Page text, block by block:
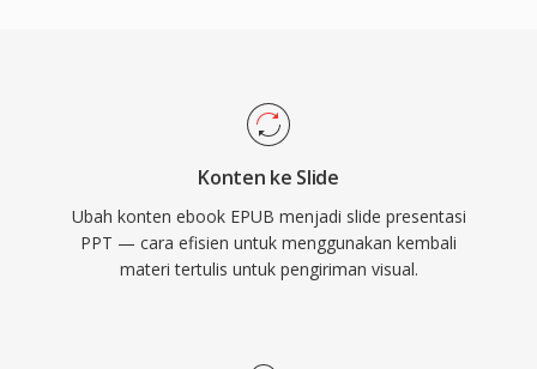
Konten ke Slide
Ubah konten ebook EPUB menjadi slide presentasi
PPT — cara efisien untuk menggunakan kembali
materi tertulis untuk pengiriman visual.